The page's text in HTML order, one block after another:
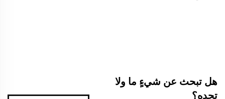
هل تبحث عن شيءٍ ما ولا
تجده؟